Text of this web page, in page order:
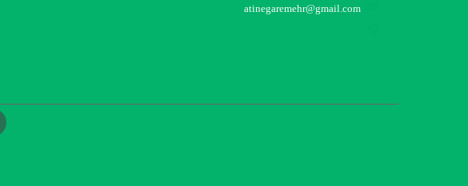
atinegaremehr@gmail.com